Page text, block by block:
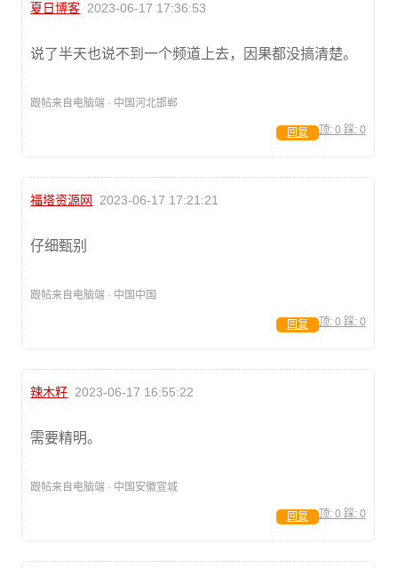
夏日博客 2023-06-17 17:36:53
说了半天也说不到一个频道上去，因果都没搞清楚。
跟帖来自电脑端 · 中国河北邯郸
顶: 0 踩: 0
回复
福塔资源网 2023-06-17 17:21:21
仔细甄别
跟帖来自电脑端 · 中国中国
顶: 0 踩: 0
回复
辣木籽 2023-06-17 16:55:22
需要精明。
跟帖来自电脑端 · 中国安徽宣城
顶: 0 踩: 0
回复